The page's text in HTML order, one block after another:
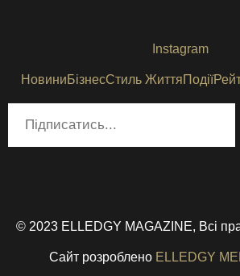
Instagram
НовиниБізнесСтиль ЖиттяПодії
© 2023 ELLEDGY MAGAZINE, Всі
Сайт розроблено ELLEDGY